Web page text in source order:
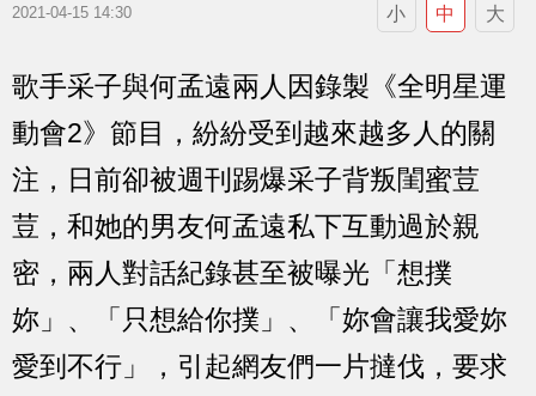
2021-04-15 14:30 小 中 大
歌手采子與何孟遠兩人因錄製《全明星運
動會2》節目，紛紛受到越來越多人的關
注，日前卻被週刊踢爆采子背叛閨蜜荳
荳，和她的男友何孟遠私下互動過於親
密，兩人對話紀錄甚至被曝光「想撲
妳」、「只想給你撲」、「妳會讓我愛妳
愛到不行」，引起網友們一片撻伐，要求